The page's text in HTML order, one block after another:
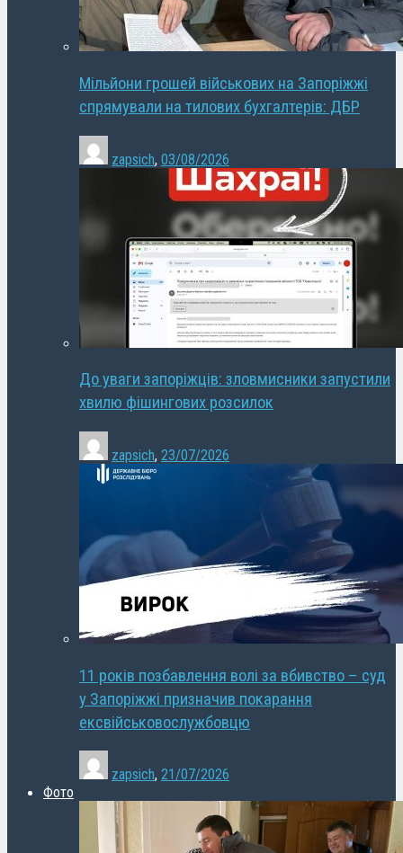
Мільйони грошей військових на Запоріжжі
спрямували на тилових бухгалтерів: ДБР
zapsich, 03/08/2026
До уваги запоріжців: зловмисники запустили
хвилю фішингових розсилок
zapsich, 23/07/2026
11 років позбавлення волі за вбивство – суд
у Запоріжжі призначив покарання
ексвійськовослужбовцю
zapsich, 21/07/2026
Фото